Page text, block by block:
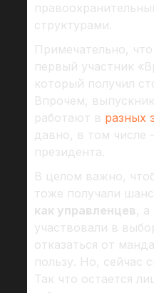
структурами.
Примечательно, что
первый участник
который получил
Впрочем,
работают в разных
давно, в том числе
президента.
В целом важно,
тоже получали шанс
как управленцев, а
участвовали в
отказаться от
пользу. Но, сейчас
Так что остается